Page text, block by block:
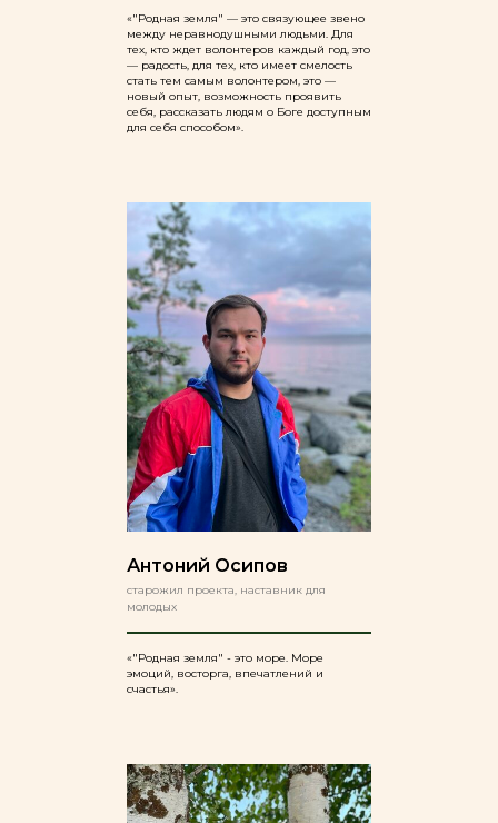
«"Родная земля" — это связующее звено
между неравнодушными людьми. Для
тех, кто ждет волонтеров каждый год, это
— радость, для тех, кто имеет смелость
стать тем самым волонтером, это —
новый опыт, возможность проявить
себя, рассказать людям о Боге доступным
для себя способом».
Антоний Осипов
старожил проекта, наставник для
молодых
«"Родная земля" - это море. Море
эмоций, восторга, впечатлений и
счастья».